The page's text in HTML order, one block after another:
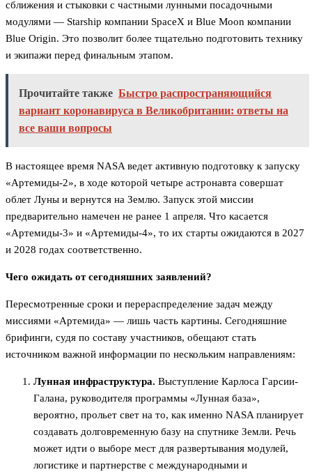
сближения и стыковки с частными лунными посадочными
модулями — Starship компании SpaceX и Blue Moon компании
Blue Origin. Это позволит более тщательно подготовить технику
и экипажи перед финальным этапом.
Прочитайте также Быстро распространяющийся
вариант коронавируса в Великобритании: ответы на
все ваши вопросы
В настоящее время NASA ведет активную подготовку к запуску
«Артемиды-2», в ходе которой четыре астронавта совершат
облет Луны и вернутся на Землю. Запуск этой миссии
предварительно намечен не ранее 1 апреля. Что касается
«Артемиды-3» и «Артемиды-4», то их старты ожидаются в 2027
и 2028 годах соответственно.
Чего ожидать от сегодняшних заявлений?
Пересмотренные сроки и перераспределение задач между
миссиями «Артемида» — лишь часть картины. Сегодняшние
брифинги, судя по составу участников, обещают стать
источником важной информации по нескольким направлениям:
Лунная инфраструктура. Выступление Карлоса Гарсии-
Галана, руководителя программы «Лунная база»,
вероятно, прольет свет на то, как именно NASA планирует
создавать долговременную базу на спутнике Земли. Речь
может идти о выборе мест для развертывания модулей,
логистике и партнерстве с международными и